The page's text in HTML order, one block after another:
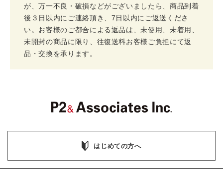
が、万一不良・破損などがございましたら、商品到着
後３日以内にご連絡頂き、7日以内にご返送くださ
い。お客様のご都合による返品は、未使用、未着用、
未開封の商品に限り、往復送料お客様ご負担にて返
品・交換を承ります。
はじめての方へ